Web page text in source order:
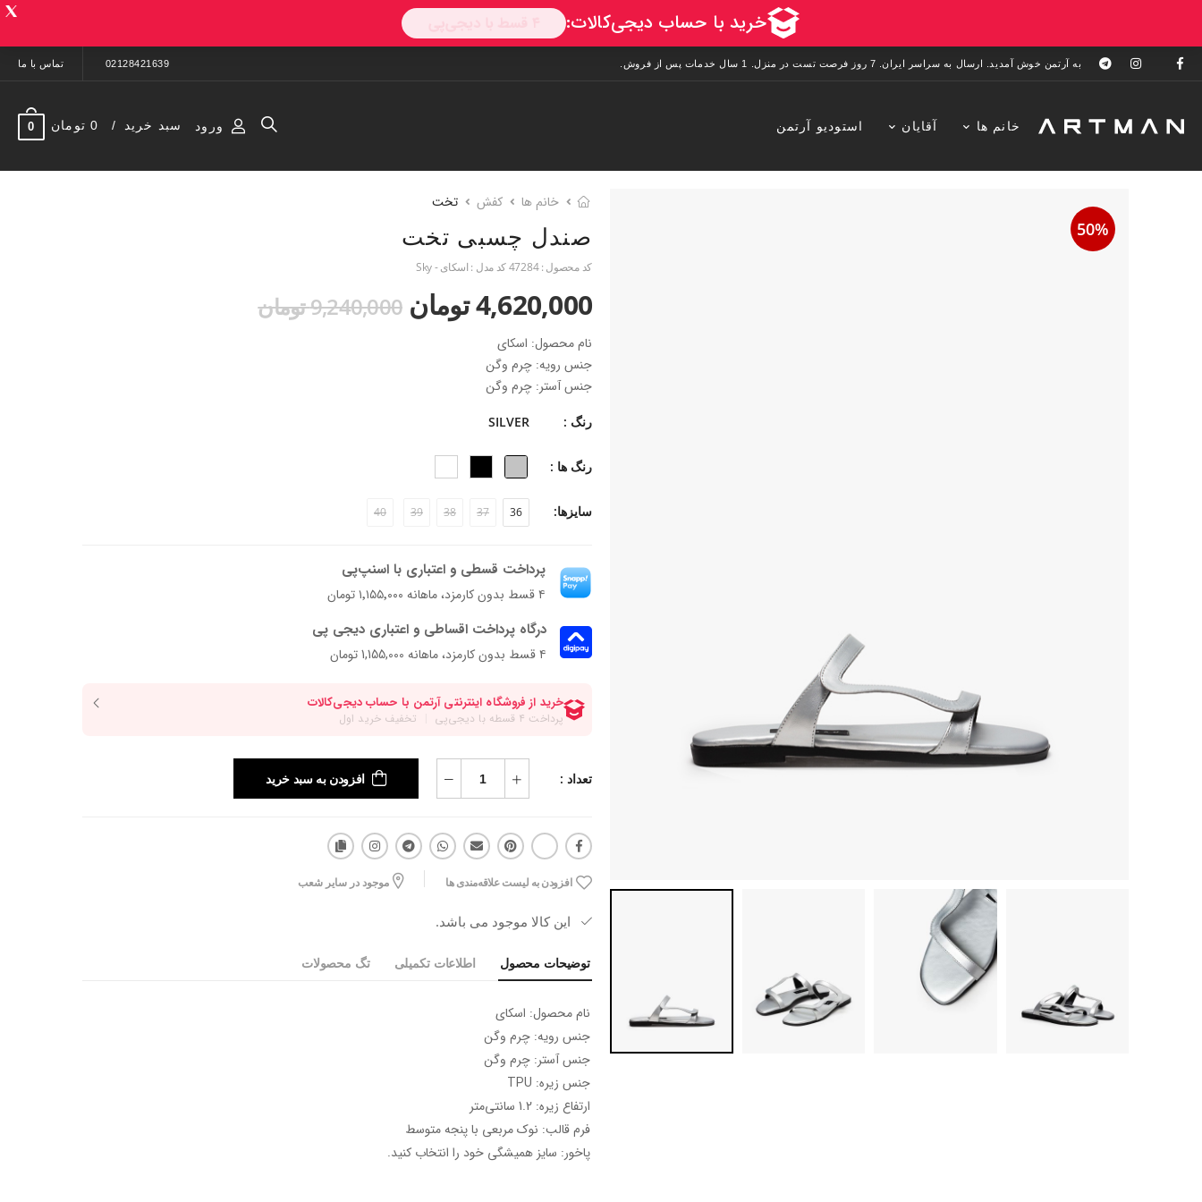
به آرتمن خوش آمدید. ارسال به سراسر ایران. 7 روز فرصت تست در منزل. 1 سال خدمات پس از فروش. 02128421639 تماس با ما
خانم ها آقایان استودیو آرتمن ورود سبد خرید 0 تومان 0
50%
خانم ها کفش تخت
صندل چسبی تخت
کد محصول :47284کد مدل : اسکای - Sky
4,620,000 تومان 9,240,000 تومان
نام محصول: اسکای
جنس رویه: چرم وگن
جنس آستر: چرم وگن
ارتفاع زیره: 1.2 سانتی‌متر
فرم قالب: نوک مربعی با پنجه متوسط
پاخور: سایز همیشگی خود را انتخاب کنید.
رنگ : SILVER
رنگ ها :
سایزها: 36
37
38
39
40
پرداخت قسطی و اعتباری با اسنپ‌پی
۴ قسط بدون کارمزد، ماهانه ۱٬۱۵۵٬۰۰۰ تومان
درگاه پرداخت اقساطی و اعتباری دیجی پی
۴ قسط بدون کارمزد، ماهانه 1,155,000 تومان
تعداد : افزودن به سبد خرید
افزودن به لیست علاقه‌مندی ها موجود در سایر شعب
این کالا موجود می باشد.
توضیحات محصول اطلاعات تکمیلی تگ محصولات
نام محصول: اسکای
جنس رویه: چرم وگن
جنس آستر: چرم وگن
جنس زیره: TPU
ارتفاع زیره: 1.2 سانتی‌متر
فرم قالب: نوک مربعی با پنجه متوسط
پاخور: سایز همیشگی خود را انتخاب کنید.